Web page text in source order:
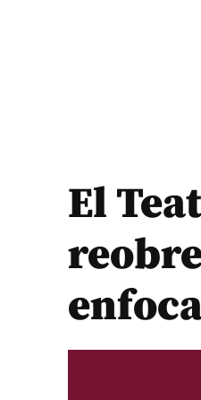
El